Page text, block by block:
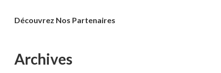
Découvrez Nos Partenaires
Archives